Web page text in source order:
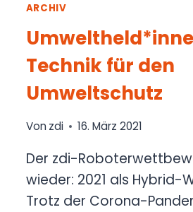
ARCHIV
Technik für den
Umweltschutz
Von zdi 16. März 2021
Der zdi-
wieder: 2021 als Hybrid-
Trotz der Corona-